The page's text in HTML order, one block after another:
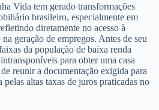
Vida tem gerado transformações
brasileiro, especialmente em
diretamente no acesso à
geração de empregos. Antes de seu
da população de baixa renda
para obter uma casa
reunir a documentação exigida para
altas taxas de juros praticadas no